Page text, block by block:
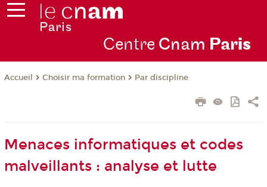
Centre Cnam Paris
Accueil Choisir ma formation Par discipline
Menaces informatiques et codes
malveillants : analyse et lutte